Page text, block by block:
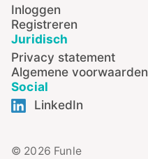
Inloggen
Registreren
Juridisch
Privacy statement
Algemene voorwaarden
Social
LinkedIn
© 2026 Funle